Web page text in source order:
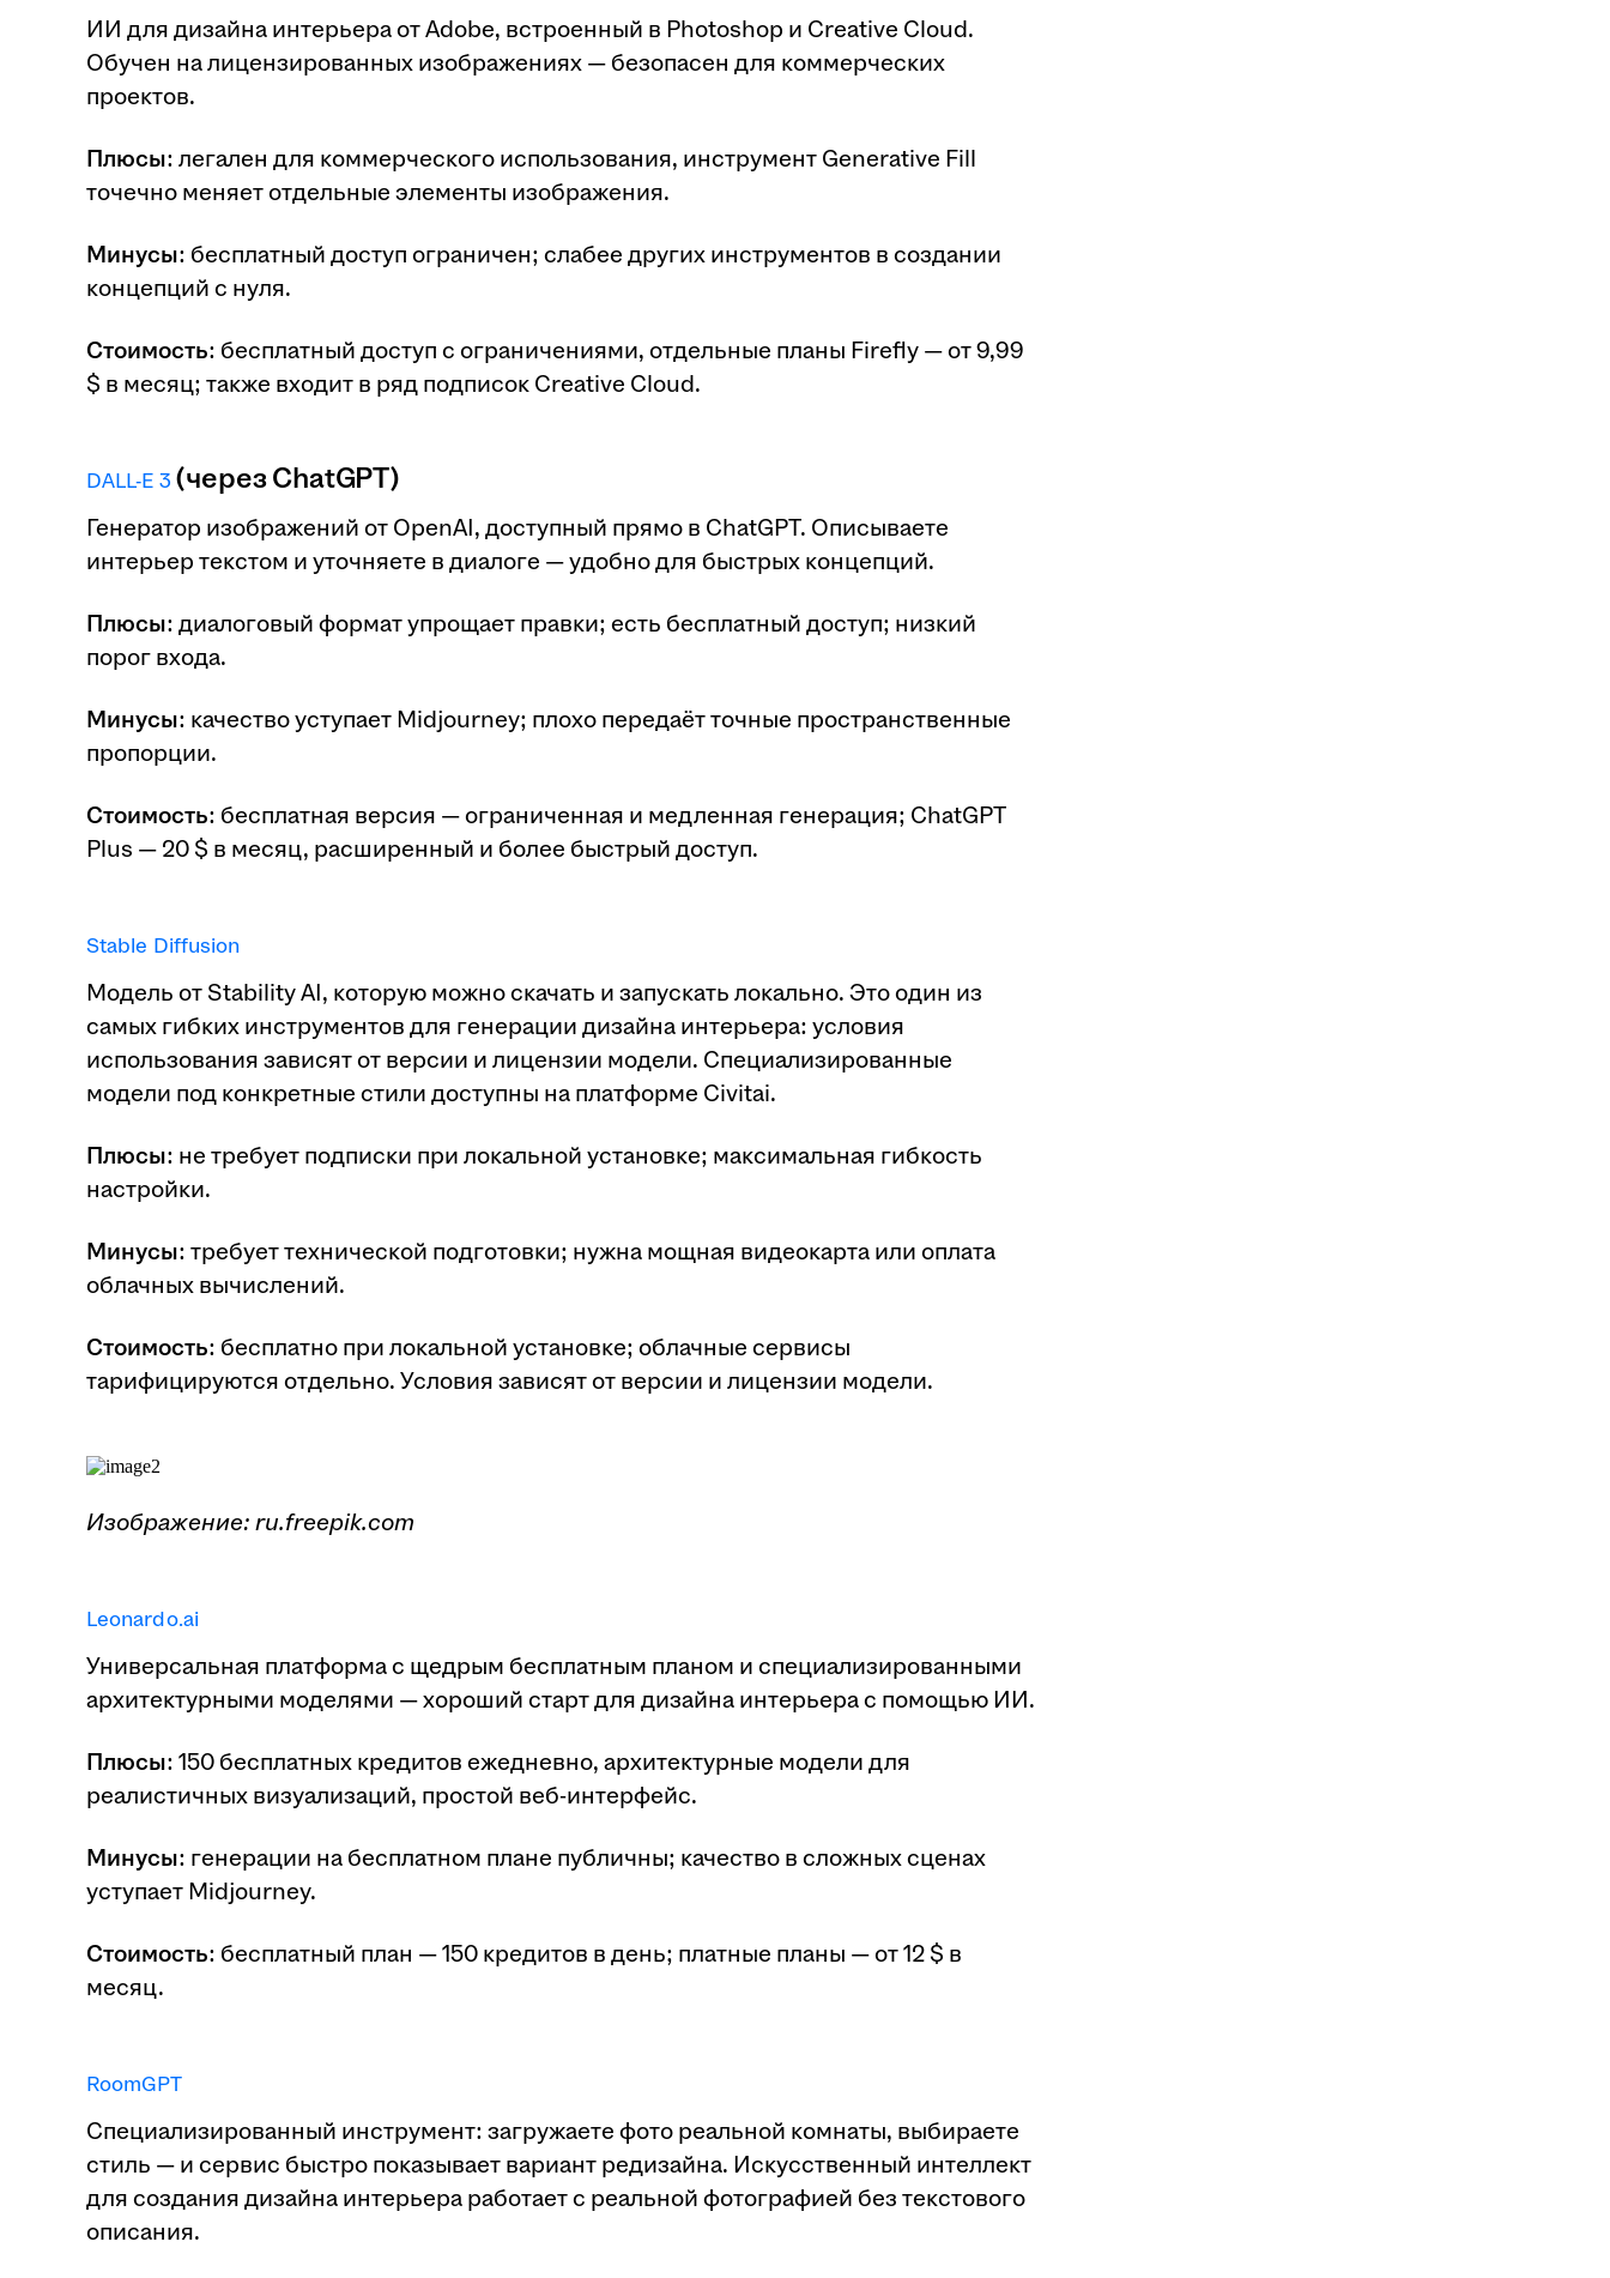
ИИ для дизайна интерьера от Adobe, встроенный в Photoshop и Creative Cloud.
Обучен на лицензированных изображениях — безопасен для коммерческих
проектов.
Плюсы: легален для коммерческого использования, инструмент Generative Fill
точечно меняет отдельные элементы изображения.
Минусы: бесплатный доступ ограничен; слабее других инструментов в создании
концепций с нуля.
Стоимость: бесплатный доступ с ограничениями, отдельные планы Firefly — от 9,99
$ в месяц; также входит в ряд подписок Creative Cloud.
DALL-E 3 (через ChatGPT)
Генератор изображений от OpenAI, доступный прямо в ChatGPT. Описываете
интерьер текстом и уточняете в диалоге — удобно для быстрых концепций.
Плюсы: диалоговый формат упрощает правки; есть бесплатный доступ; низкий
порог входа.
Минусы: качество уступает Midjourney; плохо передаёт точные пространственные
пропорции.
Стоимость: бесплатная версия — ограниченная и медленная генерация; ChatGPT
Plus — 20 $ в месяц, расширенный и более быстрый доступ.
Stable Diffusion
Модель от Stability AI, которую можно скачать и запускать локально. Это один из
самых гибких инструментов для генерации дизайна интерьера: условия
использования зависят от версии и лицензии модели. Специализированные
модели под конкретные стили доступны на платформе Civitai.
Плюсы: не требует подписки при локальной установке; максимальная гибкость
настройки.
Минусы: требует технической подготовки; нужна мощная видеокарта или оплата
облачных вычислений.
Стоимость: бесплатно при локальной установке; облачные сервисы
тарифицируются отдельно. Условия зависят от версии и лицензии модели.
Изображение: ru.freepik.com
Leonardo.ai
Универсальная платформа с щедрым бесплатным планом и специализированными
архитектурными моделями — хороший старт для дизайна интерьера с помощью ИИ.
Плюсы: 150 бесплатных кредитов ежедневно, архитектурные модели для
реалистичных визуализаций, простой веб-интерфейс.
Минусы: генерации на бесплатном плане публичны; качество в сложных сценах
уступает Midjourney.
Стоимость: бесплатный план — 150 кредитов в день; платные планы — от 12 $ в
месяц.
RoomGPT
Специализированный инструмент: загружаете фото реальной комнаты, выбираете
стиль — и сервис быстро показывает вариант редизайна. Искусственный интеллект
для создания дизайна интерьера работает с реальной фотографией без текстового
описания.